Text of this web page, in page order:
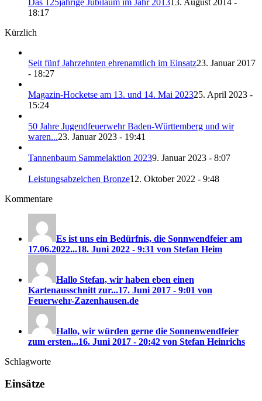
18:17
Kürzlich
Seit fünf Jahrzehnten ehrenamtlich im Einsatz23. Januar 2017
- 18:27
Magazin-Hocketse am 13. und 14. Mai 202325. April 2023 -
15:24
50 Jahre Jugendfeuerwehr Baden-Württemberg und wir
waren...23. Januar 2023 - 19:41
Tannenbaum Sammelaktion 20239. Januar 2023 - 8:07
Leistungsabzeichen Bronze12. Oktober 2022 - 9:48
Kommentare
Es ist uns ein Bedürfnis, die Sonnwendfeier am
17.06.2022...18. Juni 2022 - 9:31 von Stefan Heim
Hallo Stefan, wir haben eben einen
Kartenausschnitt zur...17. Juni 2017 - 9:01 von
Feuerwehr-Zazenhausen.de
Hallo, wir würden gerne die Sonnenwendfeier
zum ersten...16. Juni 2017 - 20:42 von Stefan Heinrichs
Schlagworte
Einsätze